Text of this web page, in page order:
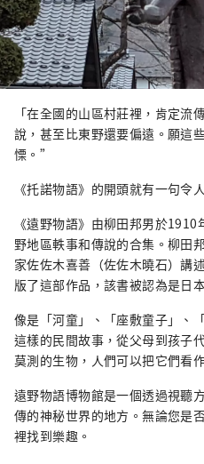
「在全國的山區村莊裡，肯定流
說，甚至比東野還要偏遠。願這
慄。”
《托諾物語》的開頭就有一句令
《遠野物語》由柳田邦男於
野地區軼事和傳說的合集。柳田
家佐佐木喜善（佐佐木曉石）講
版了這部作品，該書被認為是日
像是「河童」、「座敷童子」、
這樣的民間故事，從父母到孩子
莫測的生物，人們可以把它們看
遠野物語博物館是一個透過視聽
傳的神秘世界的地方。無論您是
裡找到樂趣。